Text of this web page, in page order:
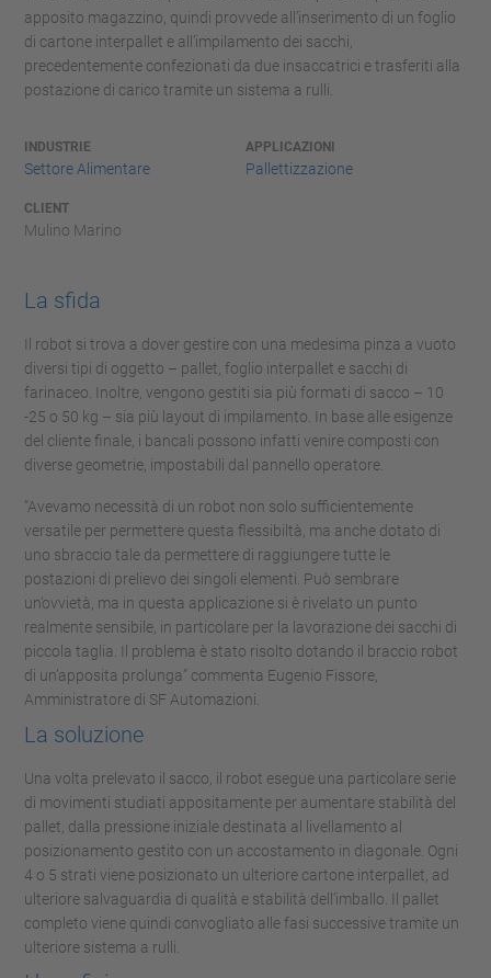
apposito magazzino, quindi provvede all’inserimento di un foglio
di cartone interpallet e all’impilamento dei sacchi,
precedentemente confezionati da due insaccatrici e trasferiti alla
postazione di carico tramite un sistema a rulli.
INDUSTRIE
Settore Alimentare
APPLICAZIONI
Pallettizzazione
CLIENT
Mulino Marino
La sfida
Il robot si trova a dover gestire con una medesima pinza a vuoto
diversi tipi di oggetto – pallet, foglio interpallet e sacchi di
farinaceo. Inoltre, vengono gestiti sia più formati di sacco – 10
-25 o 50 kg – sia più layout di impilamento. In base alle esigenze
del cliente finale, i bancali possono infatti venire composti con
diverse geometrie, impostabili dal pannello operatore.
“Avevamo necessità di un robot non solo sufficientemente
versatile per permettere questa flessibiltà, ma anche dotato di
uno sbraccio tale da permettere di raggiungere tutte le
postazioni di prelievo dei singoli elementi. Può sembrare
un’ovvietà, ma in questa applicazione si è rivelato un punto
realmente sensibile, in particolare per la lavorazione dei sacchi di
piccola taglia. Il problema è stato risolto dotando il braccio robot
di un’apposita prolunga” commenta Eugenio Fissore,
Amministratore di SF Automazioni.
La soluzione
Una volta prelevato il sacco, il robot esegue una particolare serie
di movimenti studiati appositamente per aumentare stabilità del
pallet, dalla pressione iniziale destinata al livellamento al
posizionamento gestito con un accostamento in diagonale. Ogni
4 o 5 strati viene posizionato un ulteriore cartone interpallet, ad
ulteriore salvaguardia di qualità e stabilità dell’imballo. Il pallet
completo viene quindi convogliato alle fasi successive tramite un
ulteriore sistema a rulli.